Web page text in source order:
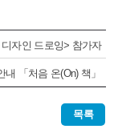
자인 드로잉> 참가자
「처음 온(On) 책」
목록